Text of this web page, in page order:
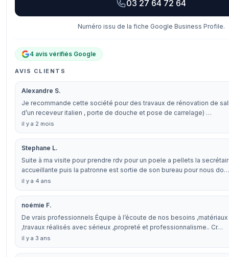
03 27 64 72 64
Numéro issu de la fiche Google Business Profile.
4 avis vérifiés Google
AVIS CLIENTS
Alexandre S.
Je recommande cette société pour des travaux de rénovation de
d’un receveur italien , porte de douche et pose de carrelage) …
il y a 2 mois
Stephane L.
Suite à ma visite pour prendre rdv pour un poele a pellets la
accueillante puis la patronne est sortie de son bureau pour nous do…
il y a 4 ans
noémie F.
De vrais professionnels Équipe à l’écoute de nos besoins
,travaux réalisés avec sérieux ,propreté et professionnalisme.. Cr…
il y a 3 ans